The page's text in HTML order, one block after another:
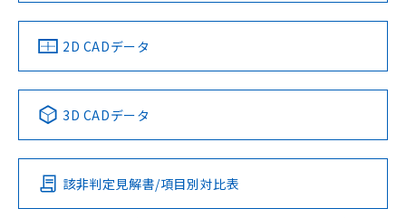
中国 RoHS 注意事項・凡例
Pb Hg Cd Cr(VI)
O
2D CADデータ
3D CADデータ
該非判定見解書/項目別対比表